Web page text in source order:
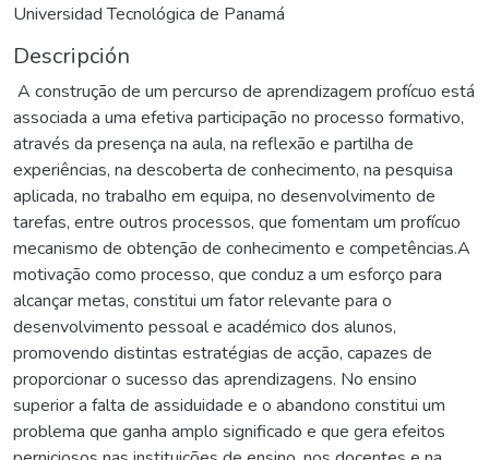
Universidad Tecnológica de Panamá
Descripción
A construção de um percurso de aprendizagem profícuo está
associada a uma efetiva participação no processo formativo,
através da presença na aula, na reflexão e partilha de
experiências, na descoberta de conhecimento, na pesquisa
aplicada, no trabalho em equipa, no desenvolvimento de
tarefas, entre outros processos, que fomentam um profícuo
mecanismo de obtenção de conhecimento e competências.A
motivação como processo, que conduz a um esforço para
alcançar metas, constitui um fator relevante para o
desenvolvimento pessoal e académico dos alunos,
promovendo distintas estratégias de acção, capazes de
proporcionar o sucesso das aprendizagens. No ensino
superior a falta de assiduidade e o abandono constitui um
problema que ganha amplo significado e que gera efeitos